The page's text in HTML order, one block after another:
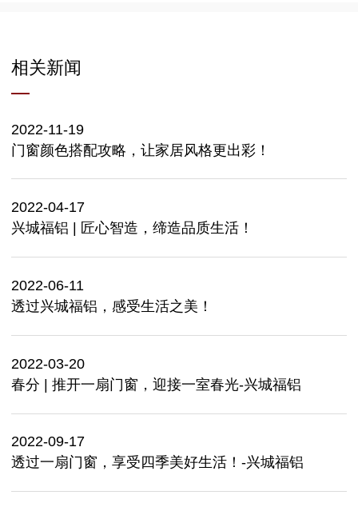
相关新闻
2022-11-19
门窗颜色搭配攻略，让家居风格更出彩！
2022-04-17
兴城福铝 | 匠心智造，缔造品质生活！
2022-06-11
透过兴城福铝，感受生活之美！
2022-03-20
春分 | 推开一扇门窗，迎接一室春光-兴城福铝
2022-09-17
透过一扇门窗，享受四季美好生活！-兴城福铝